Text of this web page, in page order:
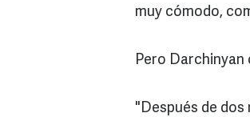
muy cómodo,
Pero
"Después de dos